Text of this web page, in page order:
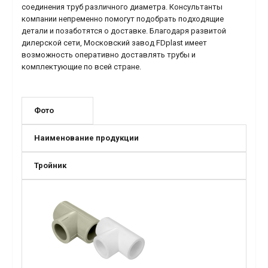
соединения труб различного диаметра. Консультанты
компании непременно помогут подобрать подходящие
детали и позаботятся о доставке. Благодаря развитой
дилерской сети, Московский завод FDplast имеет
возможность оперативно доставлять трубы и
комплектующие по всей стране.
Фото
Наименование продукции
Тройник